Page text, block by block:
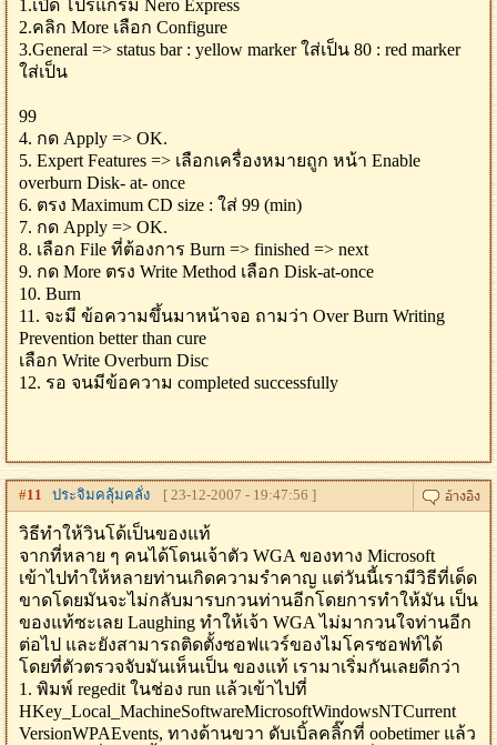
1.เปิด โปรแกรม Nero Express
2.คลิก More เลือก Configure
3.General => status bar : yellow marker ใส่เป็น 80 : red marker
ใส่เป็น
99
4. กด Apply => OK.
5. Expert Features => เลือกเครื่องหมายถูก หน้า Enable
overburn Disk- at- once
6. ตรง Maximum CD size : ใส่ 99 (min)
7. กด Apply => OK.
8. เลือก File ที่ต้องการ Burn => finished => next
9. กด More ตรง Write Method เลือก Disk-at-once
10. Burn
11. จะมี ข้อความขึ้นมาหน้าจอ ถามว่า Over Burn Writing
Prevention better than cure
เลือก Write Overburn Disc
12. รอ จนมีข้อความ completed successfully
#11 ประจิมคลุ้มคลั่ง [ 23-12-2007 - 19:47:56 ]
วิธีทำให้วินโด้เป็นของแท้
จากที่หลาย ๆ คนได้โดนเจ้าตัว WGA ของทาง Microsoft
เข้าไปทำให้หลายท่านเกิดความรำคาญ แต่วันนี้เรามีวิธีที่เด็ด
ขาดโดยมันจะไม่กลับมารบกวนท่านอีกโดยการทำให้มัน เป็น
ของแท้ซะเลย Laughing ทำให้เจ้า WGA ไม่มากวนใจท่านอีก
ต่อไป และยังสามารถติดตั้งซอฟแวร์ของไมโครซอฟท์ได้
โดยที่ตัวตรวจจับมันเห็นเป็น ของแท้ เรามาเริ่มกันเลยดีกว่า
1. พิมพ์ regedit ในช่อง run แล้วเข้าไปที่
HKey_Local_MachineSoftwareMicrosoftWindowsNTCurrent
VersionWPAEvents, ทางด้านขวา ดับเบิ้ลคลิ๊กที่ oobetimer แล้ว